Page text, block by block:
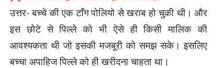
उत्तर- बच्चे की एक टाँग पोलियो से खराब हो चुकी थी। और
इस छोटे से पिल्ले को भी ऐसे ही किसी मालिक की
आवश्यकता थी जो इसकी मजबूरी को समझ सके। इसलिए
बच्चा अपाहिज पिल्ले को ही खरीदना चाहता था।